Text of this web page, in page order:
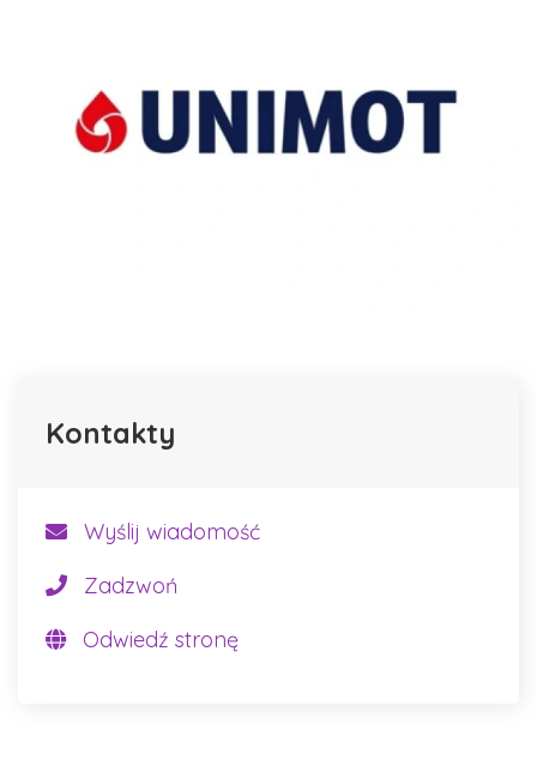
Kontakty
Wyślij wiadomość
Zadzwoń
Odwiedź stronę